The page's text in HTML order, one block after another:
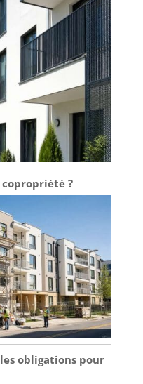
?
obligations pour